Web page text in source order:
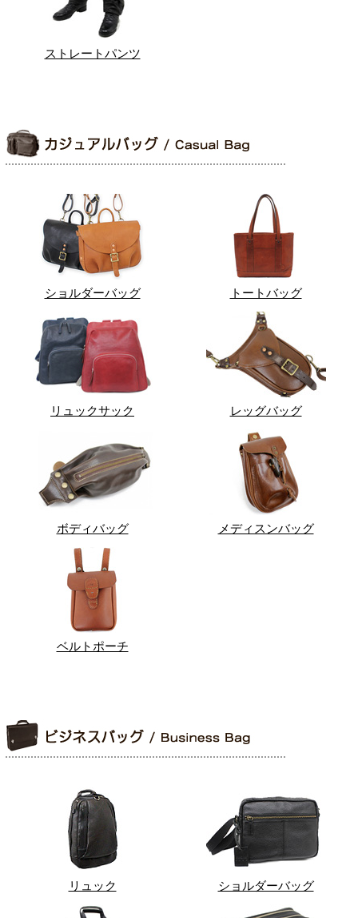
ストレートパンツ
ショルダーバッグ トートバッグ
リュックサック レッグバッグ
ボディバッグ メディスンバッグ
ベルトポーチ
リュック ショルダーバッグ